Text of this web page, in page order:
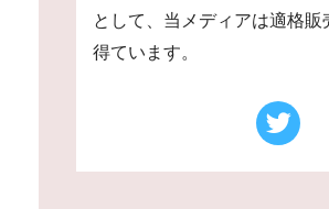
として、当メディアは適格販
得ています。